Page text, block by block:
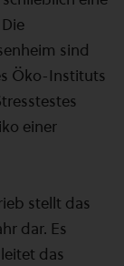
sind
Öko-Instituts
einer
stellt das
dar. Es
das